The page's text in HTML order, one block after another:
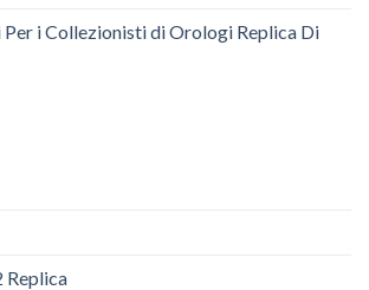
i Collezionisti di Orologi Replica Di
Replica